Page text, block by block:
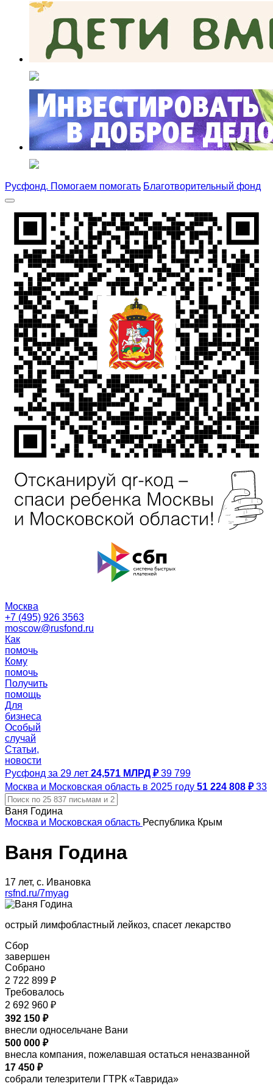
Русфонд. Помогаем помогать Благотворительный фонд
Москва
+7 (495) 926 3563
moscow@rusfond.ru
Как
помочь
Кому
помочь
Получить
помощь
Для
бизнеса
Особый
случай
Статьи,
новости
Русфонд за 29 лет 24,571 МЛРД ₽ 39 799
Москва и Московская область в 2025 году 51 224 808 ₽ 33
Ваня Година
Москва и Московская область Республика Крым
Ваня Година
17 лет, с. Ивановка
rsfnd.ru/7myag
острый лимфобластный лейкоз, спасет лекарство
Сбор
завершен
Собрано
2 722 899 ₽
Требовалось
2 692 960 ₽
392 150 ₽
внесли односельчане Вани
500 000 ₽
внесла компания, пожелавшая остаться неназванной
17 450 ₽
собрали телезрители ГТРК «Таврида»